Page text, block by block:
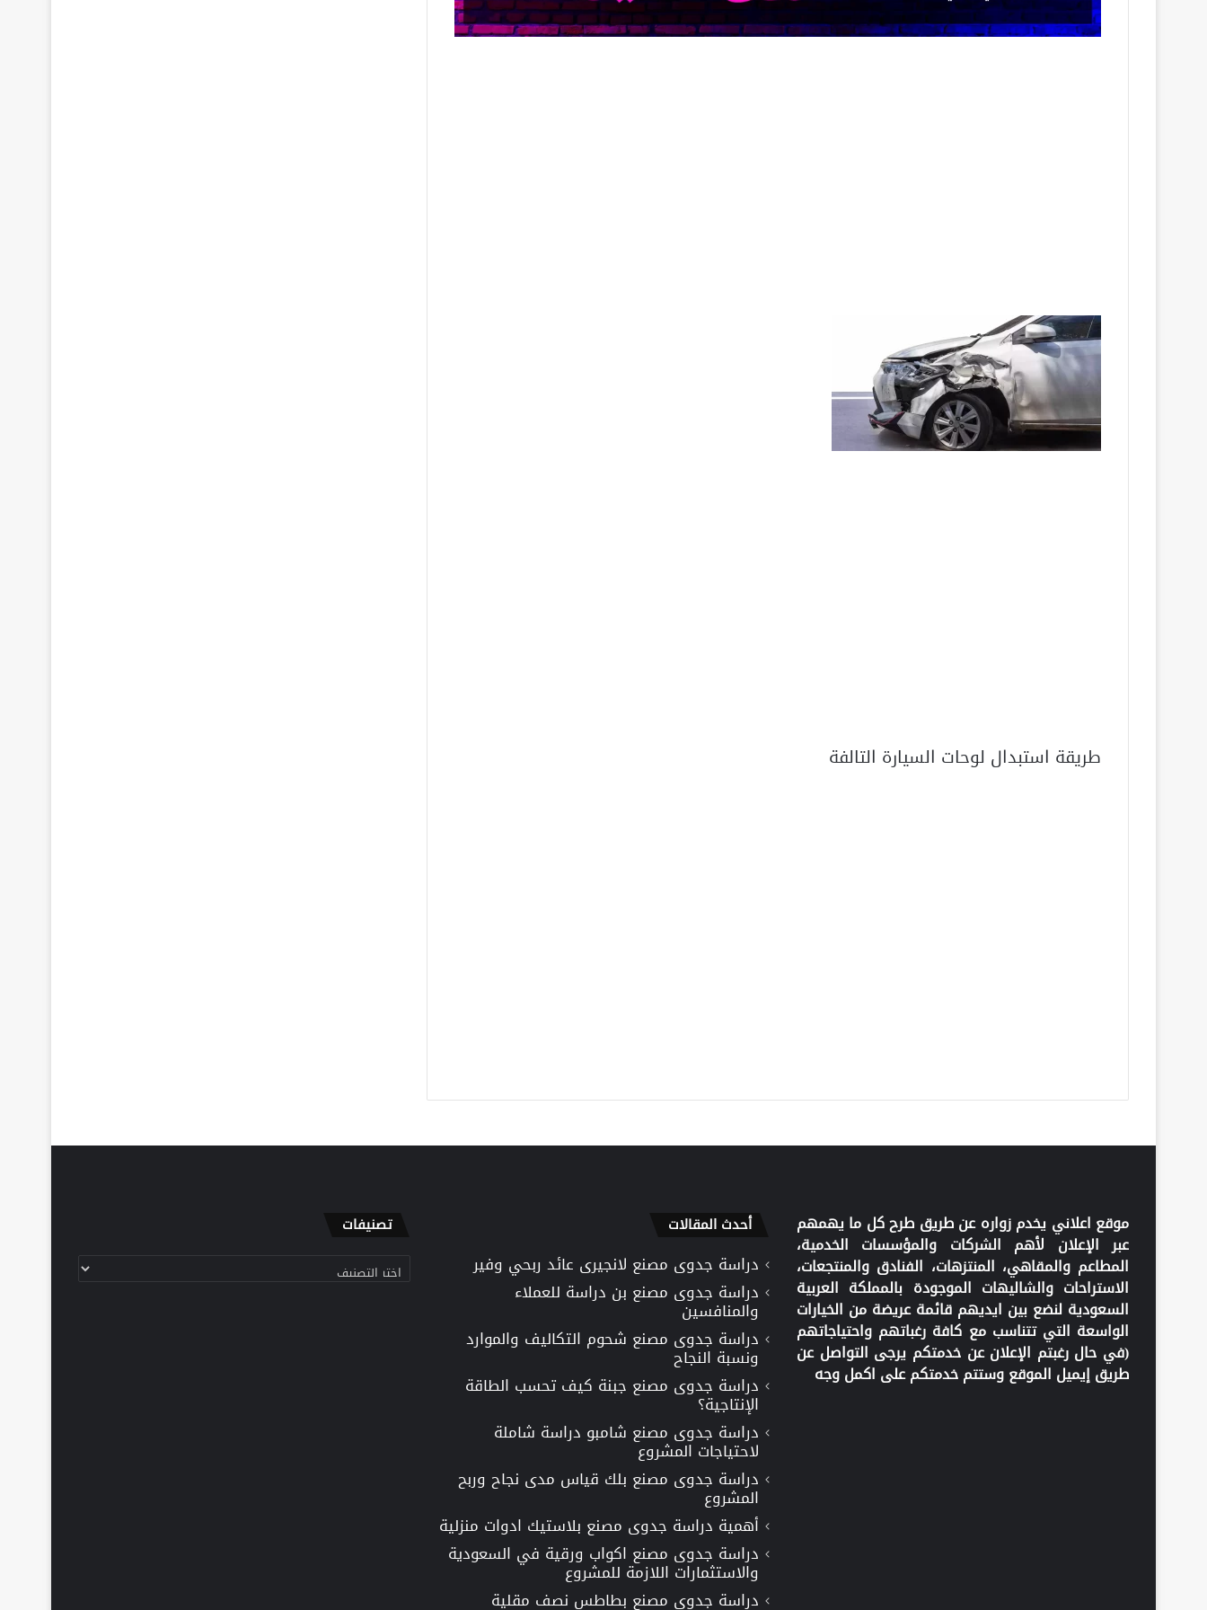
طريقة استبدال لوحات السيارة التالفة
موقع اعلاني يخدم زواره عن طريق طرح كل ما يهمهم
عبر الإعلان لأهم الشركات والمؤسسات الخدمية،
المطاعم والمقاهي، المنتزهات، الفنادق والمنتجعات،
الاستراحات والشاليهات الموجودة بالمملكة العربية
السعودية لنضع بين ايديهم قائمة عريضة من الخيارات
الواسعة التي تتناسب مع كافة رغباتهم واحتياجاتهم
(في حال رغبتم الإعلان عن خدمتكم يرجى التواصل عن
طريق إيميل الموقع وستتم خدمتكم على اكمل وجه
أحدث المقالات
دراسة جدوى مصنع لانجيرى عائد ربحي وفير
دراسة جدوى مصنع بن دراسة للعملاء
والمنافسين
دراسة جدوى مصنع شحوم التكاليف والموارد
ونسبة النجاح
دراسة جدوى مصنع جبنة كيف تحسب الطاقة
الإنتاجية؟
دراسة جدوى مصنع شامبو دراسة شاملة
لاحتياجات المشروع
دراسة جدوى مصنع بلك قياس مدى نجاح وربح
المشروع
أهمية دراسة جدوى مصنع بلاستيك ادوات منزلية
دراسة جدوى مصنع اكواب ورقية في السعودية
والاستثمارات اللازمة للمشروع
دراسة جدوى مصنع بطاطس نصف مقلية
تصنيفات
تصنيفات